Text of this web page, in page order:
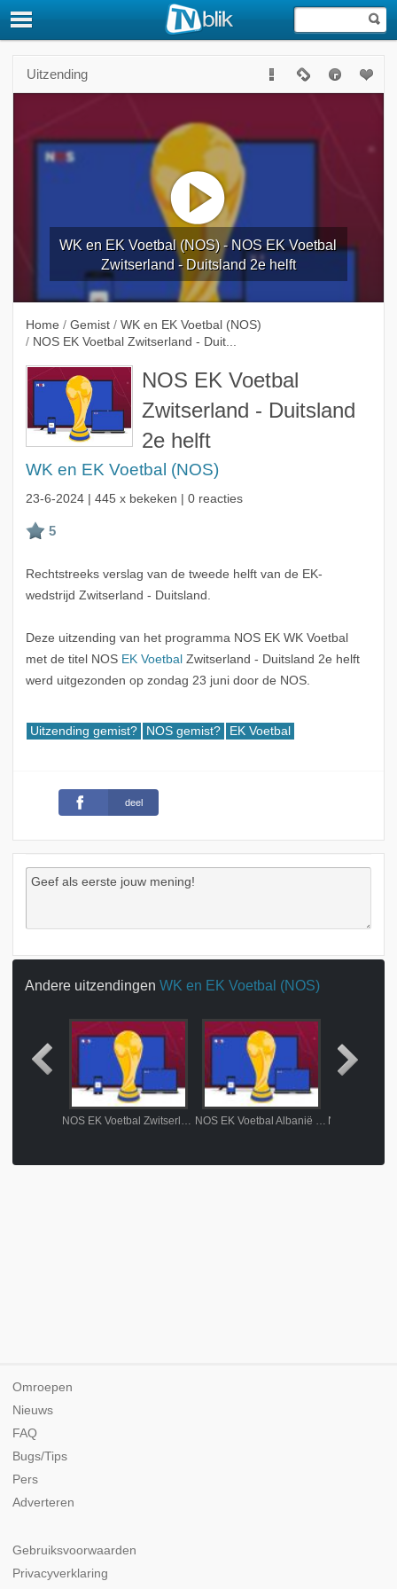
Uitzending
WK en EK Voetbal (NOS) - NOS EK Voetbal
Zwitserland - Duitsland 2e helft
Home / Gemist / WK en EK Voetbal (NOS)
/ NOS EK Voetbal Zwitserland - Duit...
NOS EK Voetbal
Zwitserland - Duitsland
2e helft
WK en EK Voetbal (NOS)
23-6-2024| 445 x bekeken | 0 reacties
Rechtstreeks verslag van de tweede helft van de EK-
wedstrijd Zwitserland - Duitsland.
Deze uitzending van het programma NOS EK WK Voetbal
met de titel NOS EK Voetbal Zwitserland - Duitsland 2e helft
werd uitgezonden op zondag 23 juni door de NOS.
Uitzending gemist? NOS gemist? EK Voetbal
deel
Andere uitzendingen WK en EK Voetbal (NOS)
NOS EK Voetbal Zwitserland - Duitsland wedstrijdanalyse NOS EK Voetbal Albanië - Spanje 1e helft
Omroepen
Nieuws
FAQ
Bugs/Tips
Pers
Adverteren
Gebruiksvoorwaarden
Privacyverklaring